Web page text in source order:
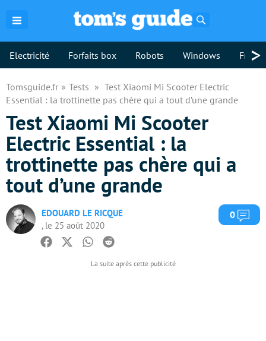
Electricité Forfaits box Robots Windows >
Tomsguide.fr Tests
Test Xiaomi Mi Scooter Electric
Essential : la trottinette pas chère qui a tout d’une grande
Test Xiaomi Mi Scooter
Electric Essential : la
trottinette pas chère qui a
tout d’une grande
EDOUARD LE RICQUE
, le 25 août 2020
0
Facebook
TwitterWhatsapp
Reddit